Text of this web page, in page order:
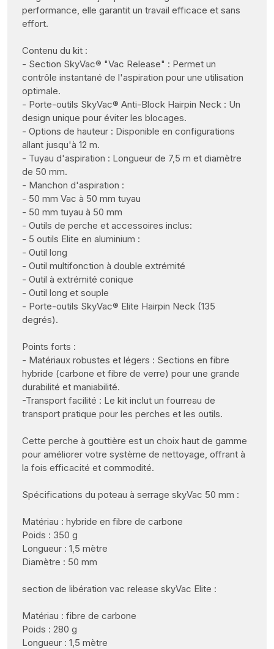
performance, elle garantit un travail efficace et sans
effort.
Contenu du kit :
- Section SkyVac® "Vac Release" : Permet un
contrôle instantané de l'aspiration pour une utilisation
optimale.
- Porte-outils SkyVac® Anti-Block Hairpin Neck : Un
design unique pour éviter les blocages.
- Options de hauteur : Disponible en configurations
allant jusqu'à 12 m.
- Tuyau d'aspiration : Longueur de 7,5 m et diamètre
de 50 mm.
- Manchon d'aspiration :
- 50 mm Vac à 50 mm tuyau
- 50 mm tuyau à 50 mm
- Outils de perche et accessoires inclus:
- 5 outils Elite en aluminium :
- Outil long
- Outil multifonction à double extrémité
- Outil à extrémité conique
- Outil long et souple
- Porte-outils SkyVac® Elite Hairpin Neck (135
degrés).
Points forts :
- Matériaux robustes et légers : Sections en fibre
hybride (carbone et fibre de verre) pour une grande
durabilité et maniabilité.
-Transport facilité : Le kit inclut un fourreau de
transport pratique pour les perches et les outils.
Cette perche à gouttière est un choix haut de gamme
pour améliorer votre système de nettoyage, offrant à
la fois efficacité et commodité.
Spécifications du poteau à serrage skyVac 50 mm :
Matériau : hybride en fibre de carbone
Poids : 350 g
Longueur : 1,5 mètre
Diamètre : 50 mm
section de libération vac release skyVac Elite :
Matériau : fibre de carbone
Poids : 280 g
Longueur : 1,5 mètre